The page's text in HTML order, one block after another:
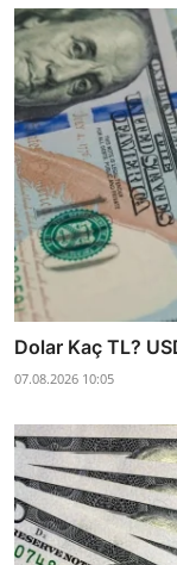
Dolar Kaç TL?
07.08.2026 10:05